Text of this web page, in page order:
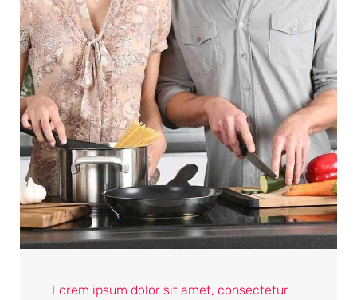
Lorem ipsum dolor sit amet, consectetur